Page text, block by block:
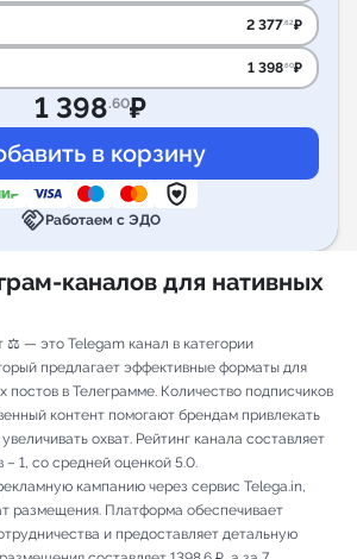
2 377.62₽
1 398.60₽
1 398.60₽
handshakeРаботаем с ЭДО
каналов для нативных
— это Telegam канал в категории
предлагает эффективные форматы для
в Телеграмме. Количество подписчиков
контент помогают брендам привлекать
охват. Рейтинг канала составляет
– 1, со средней оценкой 5.0.
кампанию через сервис Telega.in,
размещения. Платформа обеспечивает
и предоставляет детальную